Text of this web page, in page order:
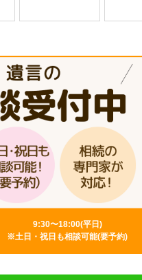
9:30〜18:00(平日)
※土日・祝日も相談可能(要予約)